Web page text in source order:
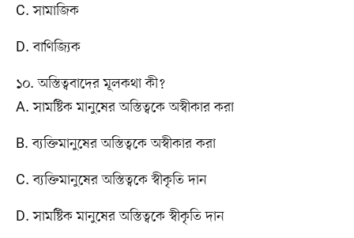
C. সামাজিক
D. বাণিজ্যিক
১০. অস্তিত্ববাদের মূলকথা কী?
A. সামষ্টিক মানুষের অস্তিত্বকে অস্বীকার করা
B. ব্যক্তিমানুষের অস্তিত্বকে অস্বীকার করা
C. ব্যক্তিমানুষের অস্তিত্বকে স্বীকৃতি দান
D. সামষ্টিক মানুষের অস্তিত্বকে স্বীকৃতি দান